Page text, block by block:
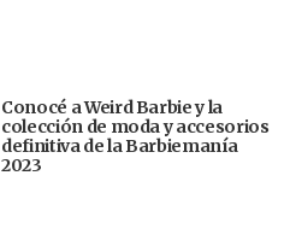
Conocé a Weird Barbie y la
colección de moda y accesorios
definitiva de la Barbiemanía
2023